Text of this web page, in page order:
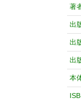
著
出
出
出
本